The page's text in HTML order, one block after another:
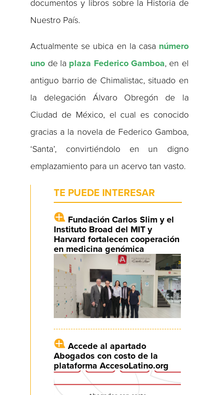
documentos y libros sobre la Historia de
Nuestro País.
Actualmente se ubica en la casa número
uno de la plaza Federico Gamboa, en el
antiguo barrio de Chimalistac, situado en
la delegación Álvaro Obregón de la
Ciudad de México, el cual es conocido
gracias a la novela de Federico Gamboa,
‘Santa’, convirtiéndolo en un digno
emplazamiento para un acervo tan vasto.
TE PUEDE INTERESAR
Fundación Carlos Slim y el
Instituto Broad del MIT y
Harvard fortalecen cooperación
en medicina genómica
Accede al apartado
Abogados con costo de la
plataforma AccesoLatino.org